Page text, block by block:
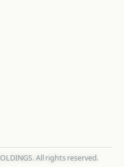
All rights reserved.